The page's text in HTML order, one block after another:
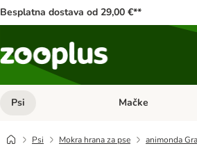
Besplatna dostava od 29,00 €**
Psi Pregled kategorija: Psi
Mačke
Psi Mokra hrana za pse animonda